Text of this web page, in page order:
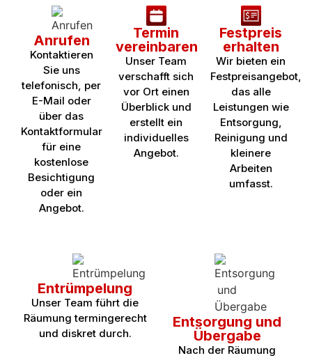
Anrufen
Kontaktieren
Sie uns
telefonisch, per
E-Mail oder
über das
Kontaktformular
für eine
kostenlose
Besichtigung
oder ein
Angebot.
Termin
vereinbaren
Unser Team
verschafft sich
vor Ort einen
Überblick und
erstellt ein
individuelles
Angebot.
Festpreis
erhalten
Wir bieten ein
Festpreisangebot,
das alle
Leistungen wie
Entsorgung,
Reinigung und
kleinere
Arbeiten
umfasst.
Entrümpelung
Unser Team führt die
Räumung termingerecht
und diskret durch.
Entsorgung und
Übergabe
Nach der Räumung